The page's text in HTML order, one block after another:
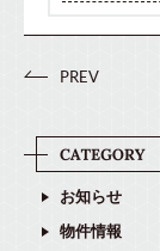
PREV
お知らせ
物件情報